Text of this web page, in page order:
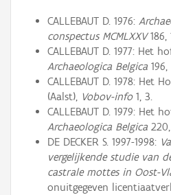
CALLEBAUT D. 1976:
conspectus MCMLXXV186,
CALLEBAUT D. 1977: Het
Archaeologica Belgica 196,
CALLEBAUT D. 1978: Het
(Aalst), Vobov-info1, 3.
CALLEBAUT D. 1979: Het
Archaeologica Belgica
DE DECKER S. 1997-1998:
vergelijkende studie van
castrale mottes in Oost-
onuitgegeven